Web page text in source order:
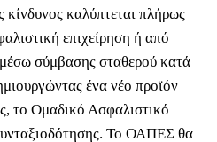
κίνδυνος καλύπτεται πλήρως
επιχείρηση ή από
σύμβασης σταθερού κατά
ένα νέο προϊόν
το Ομαδικό Ασφαλιστικό
Το ΟΑΠΕΣ θα